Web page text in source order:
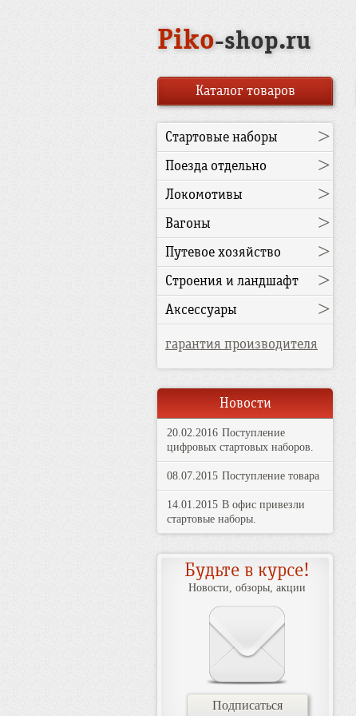
Piko-shop.ru
Каталог товаров
Стартовые наборы >
Поезда отдельно >
Локомотивы >
Вагоны >
Путевое хозяйство >
Строения и ландшафт >
Аксессуары >
гарантия производителя
Новости
20.02.2016 Поступление
цифровых стартовых наборов.
08.07.2015 Поступление товара
14.01.2015 В офис привезли
стартовые наборы.
Будьте в курсе!
Новости, обзоры, акции
Подписаться